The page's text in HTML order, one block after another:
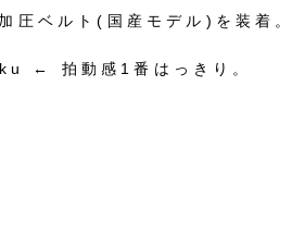
圧ベルト( 国産モデル ) を装着。
← 拍動感 1番はっきり。